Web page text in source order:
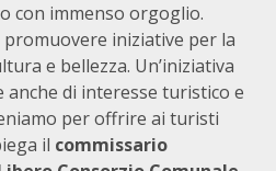
con immenso orgoglio.
iniziative per la
e bellezza. Un’iniziativa
anche di interesse turistico e
per offrire ai turisti
il commissario